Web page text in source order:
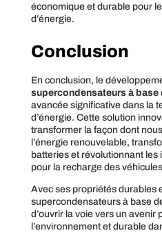
économique et durable pour
d’énergie.
Conclusion
En conclusion, le
supercondensateurs à base
avancée significative dans la
d’énergie. Cette solution
transformer la façon dont
l’énergie renouvelable,
batteries et révolutionnant
pour la recharge des
Avec ses propriétés durables
supercondensateurs à base
d’ouvrir la voie vers un avenir
l’environnement et durable